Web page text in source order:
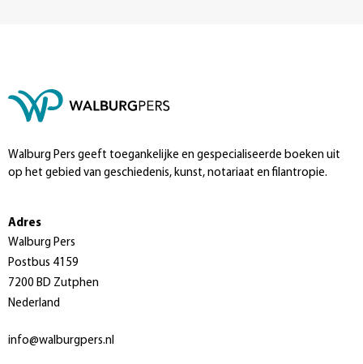
Walburg Pers geeft toegankelijke en gespecialiseerde boeken uit
op het gebied van geschiedenis, kunst, notariaat en filantropie.
Adres
Walburg Pers
Postbus 4159
7200 BD Zutphen
Nederland
info@walburgpers.nl